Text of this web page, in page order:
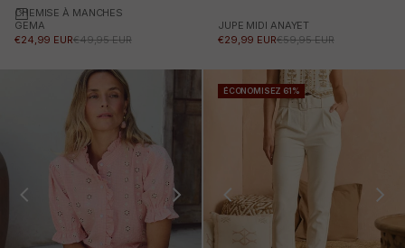
Choisissez des options
CHEMISE À MANCHES
GEMA
PRIX PROMOTIONNEL
€24,99 EURPRIX NORMAL
€49,95 EUR
JUPE MIDI ANAYET
PRIX PROMOTIONNEL
€29,99 EURPRIX NORMAL
€59,95 EUR
ÉCONOMISEZ 61%